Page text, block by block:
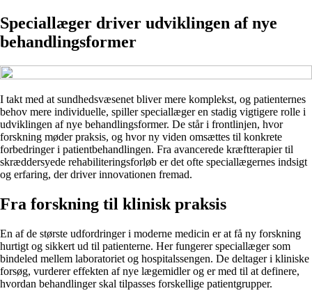
Speciallæger driver udviklingen af nye
behandlingsformer
I takt med at sundhedsvæsenet bliver mere komplekst, og patienternes
behov mere individuelle, spiller speciallæger en stadig vigtigere rolle i
udviklingen af nye behandlingsformer. De står i frontlinjen, hvor
forskning møder praksis, og hvor ny viden omsættes til konkrete
forbedringer i patientbehandlingen. Fra avancerede kræftterapier til
skræddersyede rehabiliteringsforløb er det ofte speciallægernes indsigt
og erfaring, der driver innovationen fremad.
Fra forskning til klinisk praksis
En af de største udfordringer i moderne medicin er at få ny forskning
hurtigt og sikkert ud til patienterne. Her fungerer speciallæger som
bindeled mellem laboratoriet og hospitalssengen. De deltager i kliniske
forsøg, vurderer effekten af nye lægemidler og er med til at definere,
hvordan behandlinger skal tilpasses forskellige patientgrupper.